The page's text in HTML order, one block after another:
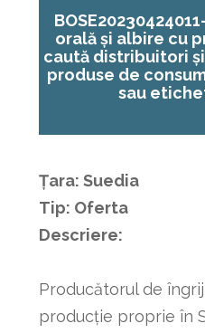
BOSE20230424011-
orală și albire cu
caută distribuitori
produse de
sau
Țara: Suedia
Tip: Oferta
Descriere:
Producătorul de
producție proprie în